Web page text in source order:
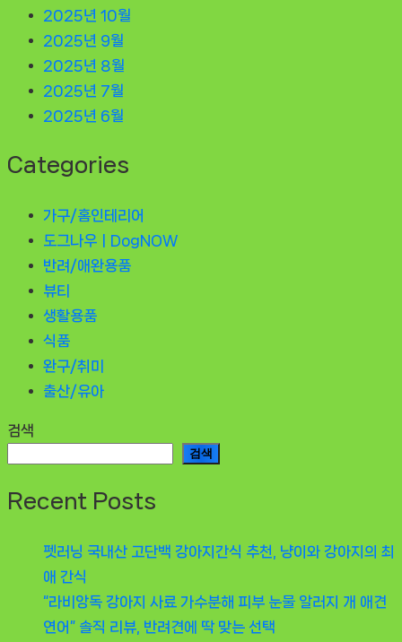
2025년 10월
2025년 9월
2025년 8월
2025년 7월
2025년 6월
Categories
가구/홈인테리어
도그나우ㅣDogNOW
반려/애완용품
뷰티
생활용품
식품
완구/취미
출산/유아
검색
검색
Recent Posts
펫러닝 국내산 고단백 강아지간식 추천, 냥이와 강아지의 최
애 간식
“라비앙독 강아지 사료 가수분해 피부 눈물 알러지 개 애견
연어” 솔직 리뷰, 반려견에 딱 맞는 선택